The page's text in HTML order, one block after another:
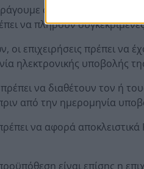
στην Ελλάδα»
να πληρούν
οι επιχειρήσεις πρέπει να
ηλεκτρονικής υποβολής
να διαθέτουν τον ή
από την ημερομηνία
να αφορά αποκλειστικά
είναι επίσης η